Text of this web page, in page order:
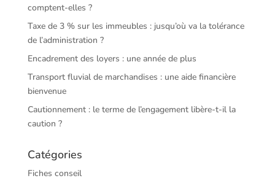
comptent-elles ?
Taxe de 3 % sur les immeubles : jusqu’où va la tolérance
de l’administration ?
Encadrement des loyers : une année de plus
Transport fluvial de marchandises : une aide financière
bienvenue
Cautionnement : le terme de l’engagement libère-t-il la
caution ?
Catégories
Fiches conseil